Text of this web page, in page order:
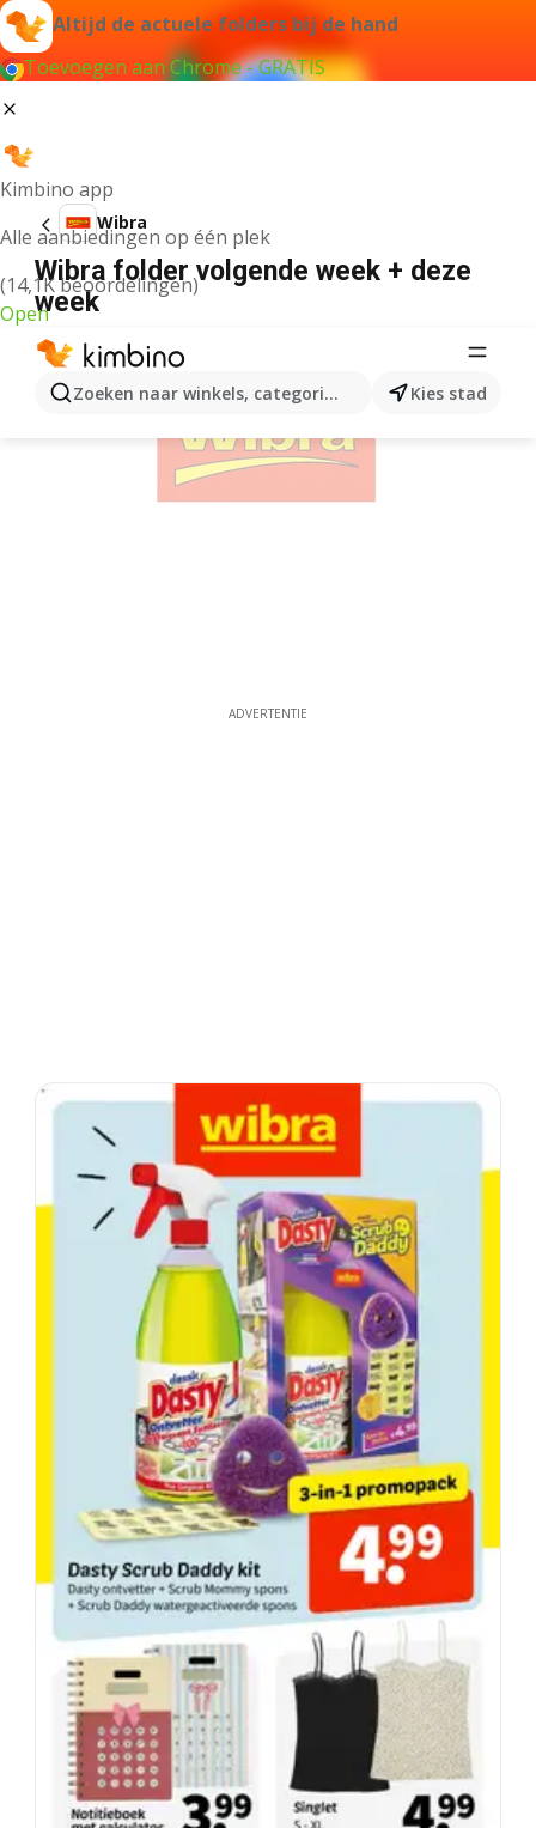
Altijd de actuele folders bij de hand
Toevoegen aan Chrome - GRATIS
Kimbino app
Alle aanbiedingen op één plek
(14,1K beoordelingen)
Open
Zoeken naar winkels, categorieën, producten...
Kies stad
Wibra
Wibra folder volgende week + deze
week
ADVERTENTIE